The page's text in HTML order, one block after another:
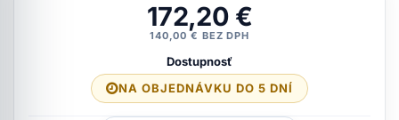
172,20 €
140,00 € BEZ DPH
Dostupnosť
NA OBJEDNÁVKU DO 5 DNÍ